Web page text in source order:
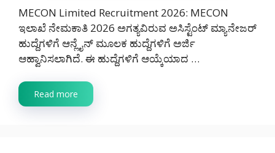
MECON Limited Recruitment 2026: MECON
ಇಲಾಖೆ ನೇಮಕಾತಿ 2026 ಅಗತ್ಯವಿರುವ ಅಸಿಸ್ಟೆಂಟ್ ಮ್ಯಾನೇಜರ್
ಹುದ್ದೆಗಳಿಗೆ ಆನ್ಲೈನ್ ಮೂಲಕ ಹುದ್ದೆಗಳಿಗೆ ಅರ್ಜಿ
ಆಹ್ವಾನಿಸಲಾಗಿದೆ. ಈ ಹುದ್ದೆಗಳಿಗೆ ಆಯ್ಕೆಯಾದ …
Read more